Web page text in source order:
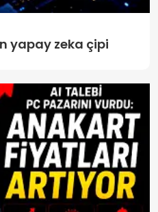
yapay zeka çipi